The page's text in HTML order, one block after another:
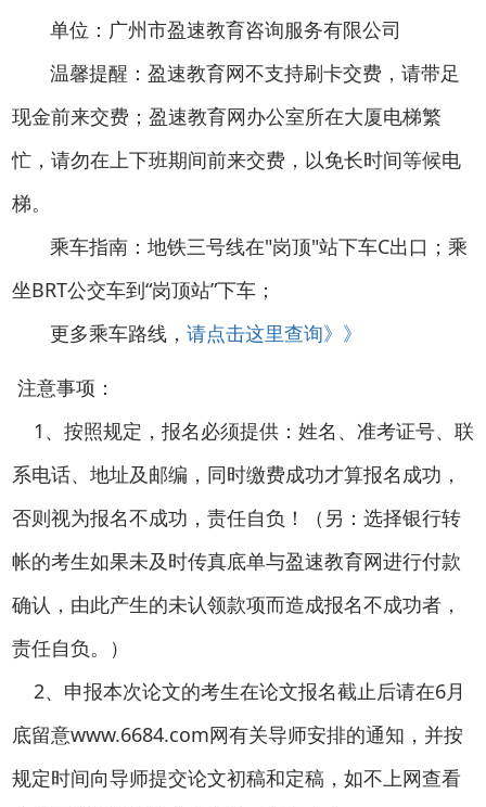
单位：广州市盈速教育咨询服务有限公司
温馨提醒：盈速教育网不支持刷卡交费，请带足
现金前来交费；盈速教育网办公室所在大厦电梯繁
忙，请勿在上下班期间前来交费，以免长时间等候电
梯。
乘车指南：地铁三号线在"岗顶"站下车C出口；乘
坐BRT公交车到“岗顶站”下车；
更多乘车路线， 请点击这里查询》》
注意事项：
1、按照规定，报名必须提供：姓名、准考证号、联
系电话、地址及邮编，同时缴费成功才算报名成功，
否则视为报名不成功，责任自负！（另：选择银行转
帐的考生如果未及时传真底单与盈速教育网进行付款
确认，由此产生的未认领款项而造成报名不成功者，
责任自负。）
2、申报本次论文的考生在论文报名截止后请在6月
底留意www.6684.com网有关导师安排的通知，并按
规定时间向导师提交论文初稿和定稿，如不上网查看